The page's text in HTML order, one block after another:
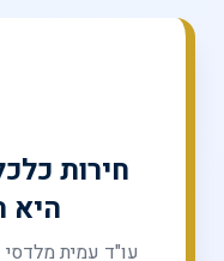
חירות
היא
עו"ד עמית